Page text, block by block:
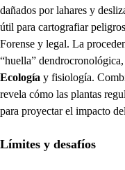
dañados por lahares y
útil para cartografiar
Forense y legal. La
“huella”
Ecología y fisiología.
revela cómo las plantas
para proyectar el impacto
Límites y desafíos